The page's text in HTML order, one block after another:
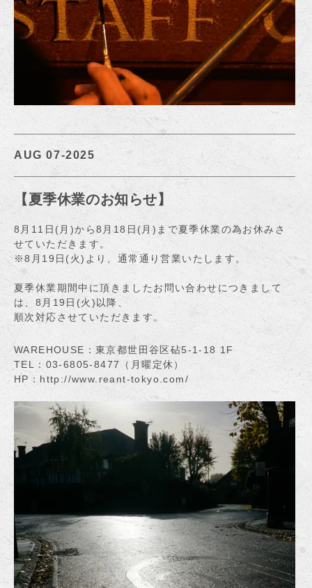
AUG 07-2025
【夏季休業のお知らせ】
8月11日(月)から8月18日(月)まで夏季休業の為お休みさ
せていただきます。
※8月19日(火)より、通常通り営業いたします。
夏季休業期間中に頂きましたお問い合わせにつきまして
は、8月19日(火)以降、
順次対応させていただきます。
WAREHOUSE：東京都世田谷区砧5-1-18 1F
TEL：03-6805-8477（月曜定休）
HP： http://www.reant-tokyo.com/